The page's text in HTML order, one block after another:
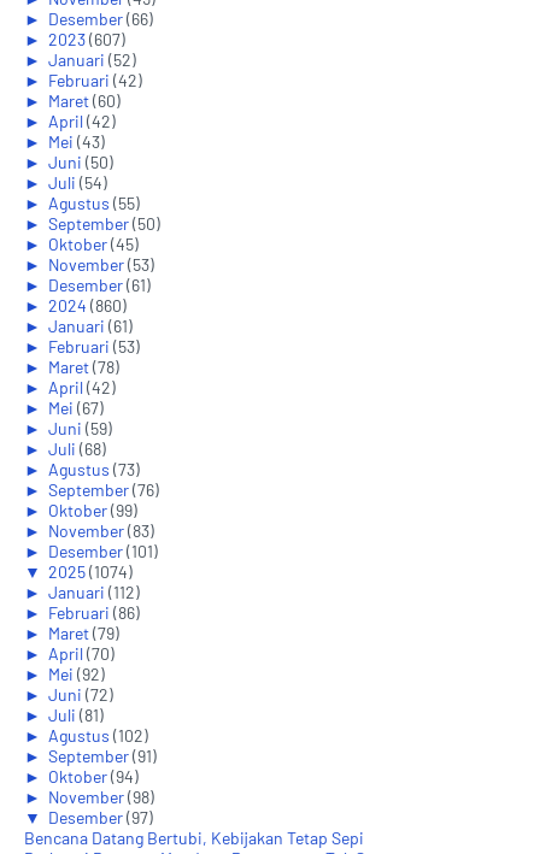
► Desember(66)
► 2023(607)
► Januari (52)
► Februari (42)
► Maret(60)
► April(42)
► Mei (43)
► Juni (50)
► Juli (54)
► Agustus (55)
► September(50)
► Oktober(45)
► November(53)
► Desember(61)
► 2024 (860)
► Januari (61)
► Februari (53)
► Maret(78)
► April(42)
► Mei (67)
► Juni (59)
► Juli (68)
► Agustus (73)
► September(76)
► Oktober(99)
► November(83)
► Desember(101)
▼ 2025(1074)
► Januari (112)
► Februari (86)
► Maret(79)
► April(70)
► Mei (92)
► Juni (72)
► Juli (81)
► Agustus (102)
► September(91)
► Oktober(94)
► November(98)
▼ Desember(97)
Bencana Datang Bertubi, Kebijakan Tetap Sepi